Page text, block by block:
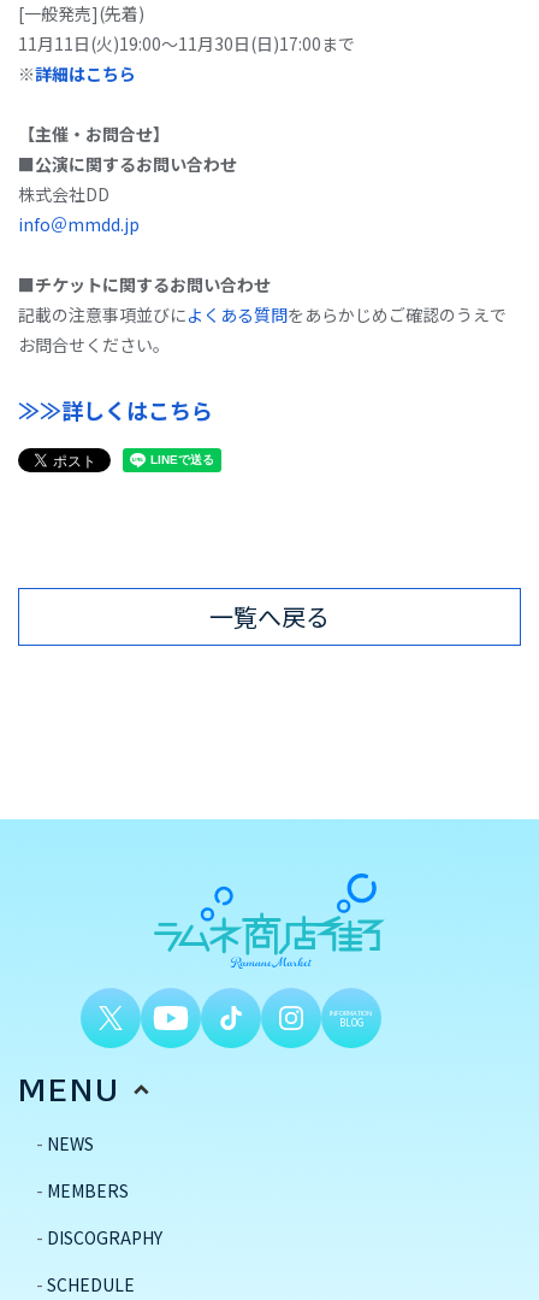
[⼀般発売](先着)
11月11日(火)19:00～11月30日(日)17:00まで
※詳細はこちら
【主催・お問合せ】
■公演に関するお問い合わせ
株式会社DD
info＠mmdd.jp
■チケットに関するお問い合わせ
記載の注意事項並びによくある質問をあらかじめご確認のうえで
お問合せください。
≫≫詳しくはこちら
一覧へ戻る
INFORMATION
BLOG
MENU
NEWS
MEMBERS
DISCOGRAPHY
SCHEDULE